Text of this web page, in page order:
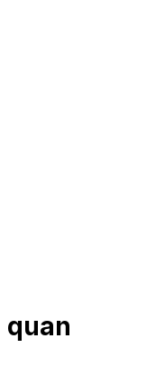
quan